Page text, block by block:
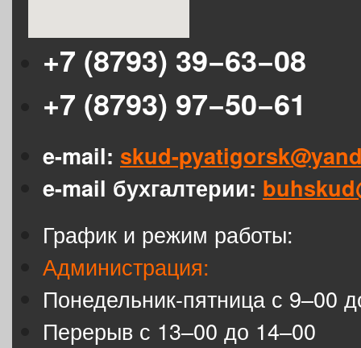
+7 (8793) 39−63−08
+7 (8793) 97−50−61
e-mail: skud-
e-mail бухгалтерии:
График и режим работы:
Администрация:
Понедельник-пятница с 9–00
Перерыв с 13–00 до 14–00